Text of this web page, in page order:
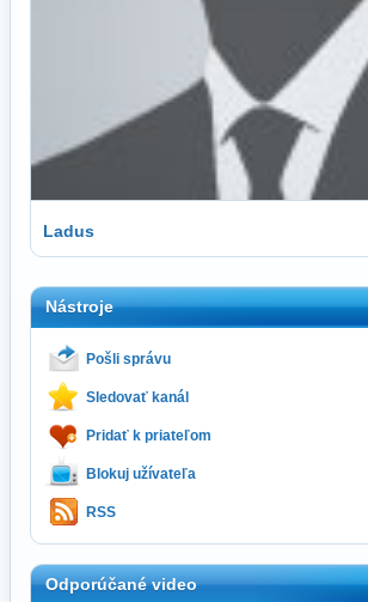
Ladus
Nástroje
Pošli správu
Sledovať kanál
Pridať k priateľom
Blokuj užívateľa
RSS
Odporúčané video